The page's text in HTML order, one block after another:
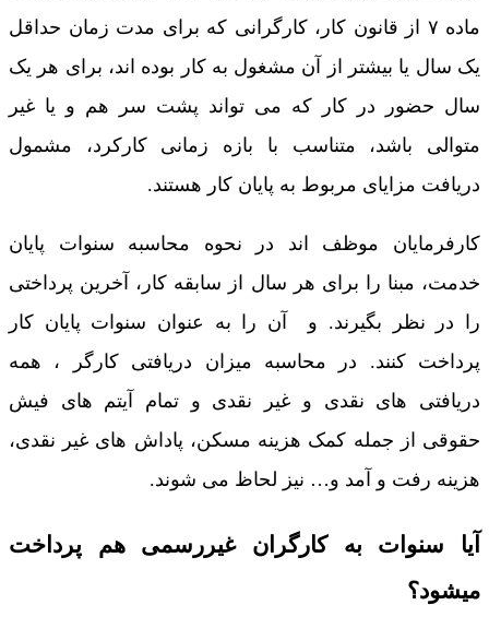
ماده ۷ از قانون کار، کارگرانی که برای مدت زمان حداقل
یک سال یا بیشتر از آن مشغول به کار بوده اند، برای هر یک
سال حضور در کار که می تواند پشت سر هم و یا غیر
متوالی باشد، متناسب با بازه زمانی کارکرد، مشمول
دریافت مزایای مربوط به پایان کار هستند.
کارفرمایان موظف اند در نحوه محاسبه سنوات پایان
خدمت، مبنا را برای هر سال از سابقه کار، آخرین پرداختی
را در نظر بگیرند. و آن را به عنوان سنوات پایان کار
پرداخت کنند. در محاسبه میزان دریافتی کارگر ، همه
دریافتی های نقدی و غیر نقدی و تمام آیتم های فیش
حقوقی از جمله کمک هزینه مسکن، پاداش‌ های غیر نقدی،
هزینه رفت و آمد و… نیز لحاظ می شوند.
آیا سنوات به کارگران غیررسمی هم پرداخت
میشود؟